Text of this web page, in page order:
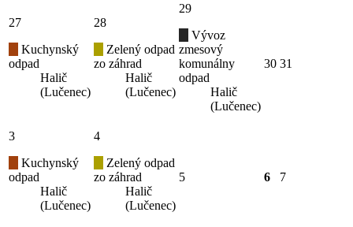
27
Kuchynský
odpad
Halič
(Lučenec)
28
Zelený odpad
zo záhrad
Halič
(Lučenec)
29
Vývoz
zmesový
komunálny
odpad
Halič
(Lučenec)
30 31
3
Kuchynský
odpad
Halič
(Lučenec)
4
Zelený odpad
zo záhrad
Halič
(Lučenec)
5 6 7